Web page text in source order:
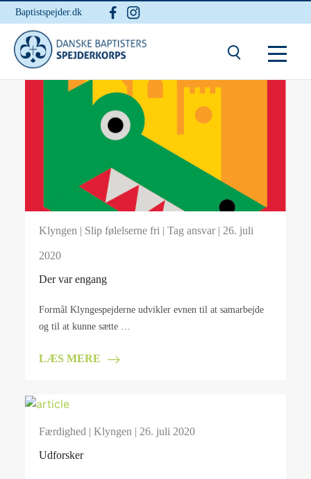
Baptistspejder.dk
Klyngen | Slip følelserne fri | Tag ansvar| 26. juli
2020
Der var engang
Formål Klyngespejderne udvikler evnen til at samarbejde
og til at kunne sætte …
LÆS MERE
Færdighed | Klyngen | 26. juli 2020
Udforsker